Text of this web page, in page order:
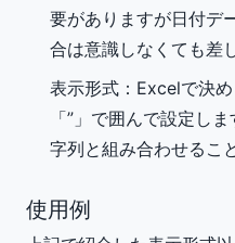
要がありますが日付デ
合は意識しなくても差
表示形式 ：Excelで決
「”」で囲んで設定し
字列と組み合わせるこ
使用例